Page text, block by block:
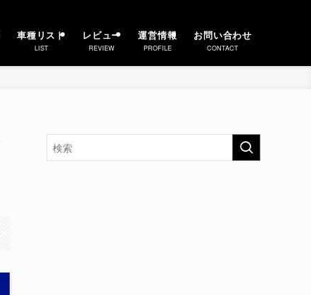
車種リスト
LIST
レビュー
REVIEW
運営情報
PROFILE
お問い合わせ
CONTACT